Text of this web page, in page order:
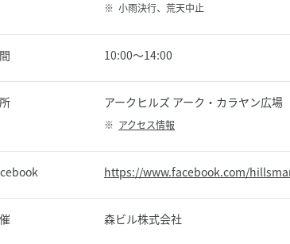
※ 小雨決行、荒天中止
10:00〜14:00
アークヒルズ アーク・カラヤン広場
※ アクセス情報
https://www.facebook.com/
森ビル株式会社